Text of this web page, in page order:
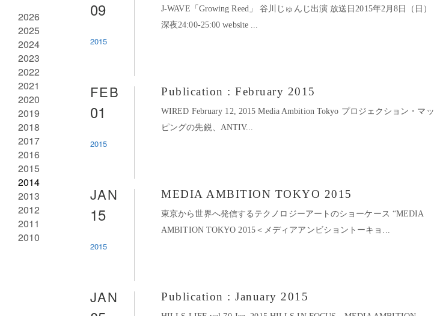
2026
2025
2024
2023
2022
2021
2020
2019
2018
2017
2016
2015
2014
2013
2012
2011
2010
09
2015
J-WAVE「Growing Reed」 谷川じゅんじ出演 放送日2015年2月8日（日）
深夜24:00-25:00 website ...
FEB
01
2015
Publication : February 2015
WIRED February 12, 2015 Media Ambition Tokyo プロジェクション・マッ
ピングの先鋭、ANTIV...
JAN
15
2015
MEDIA AMBITION TOKYO 2015
東京から世界へ発信するテクノロジーアートのショーケース “MEDIA
AMBITION TOKYO 2015＜メディアアンビショントーキョ...
JAN Publication : January 2015